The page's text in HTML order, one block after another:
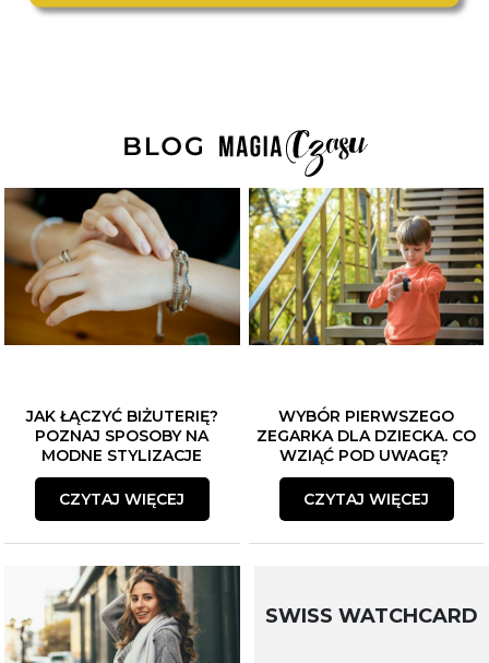
JAK ŁĄCZYĆ BIŻUTERIĘ?
POZNAJ SPOSOBY NA
MODNE STYLIZACJE
CZYTAJ WIĘCEJ
WYBÓR PIERWSZEGO
ZEGARKA DLA DZIECKA. CO
WZIĄĆ POD UWAGĘ?
CZYTAJ WIĘCEJ
SWISS WATCHCARD